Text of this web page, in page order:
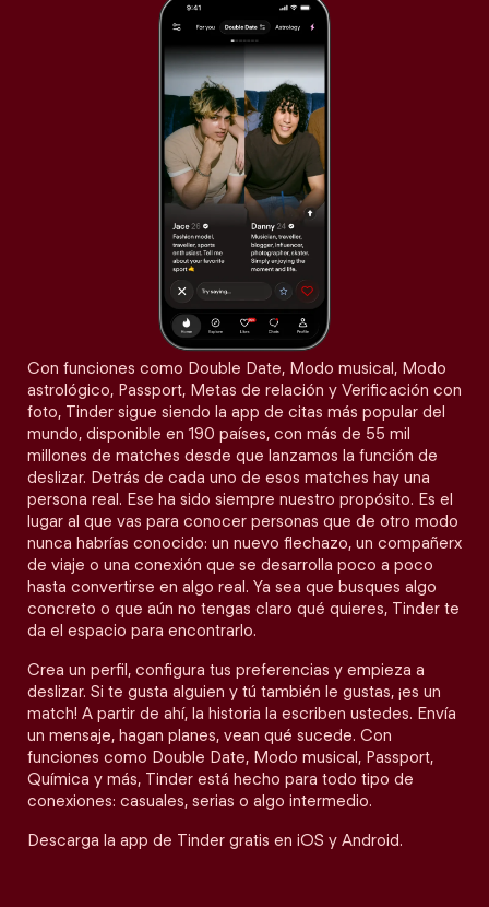
Con funciones como Double Date, Modo musical, Modo
astrológico, Passport, Metas de relación y Verificación con
foto, Tinder sigue siendo la app de citas más popular del
mundo, disponible en 190 países, con más de 55 mil
millones de matches desde que lanzamos la función de
deslizar. Detrás de cada uno de esos matches hay una
persona real. Ese ha sido siempre nuestro propósito. Es el
lugar al que vas para conocer personas que de otro modo
nunca habrías conocido: un nuevo flechazo, un compañerx
de viaje o una conexión que se desarrolla poco a poco
hasta convertirse en algo real. Ya sea que busques algo
concreto o que aún no tengas claro qué quieres, Tinder te
da el espacio para encontrarlo.
Crea un perfil, configura tus preferencias y empieza a
deslizar. Si te gusta alguien y tú también le gustas, ¡es un
match! A partir de ahí, la historia la escriben ustedes. Envía
un mensaje, hagan planes, vean qué sucede. Con
funciones como Double Date, Modo musical, Passport,
Química y más, Tinder está hecho para todo tipo de
conexiones: casuales, serias o algo intermedio.
Descarga la app de Tinder gratis en iOS y Android.